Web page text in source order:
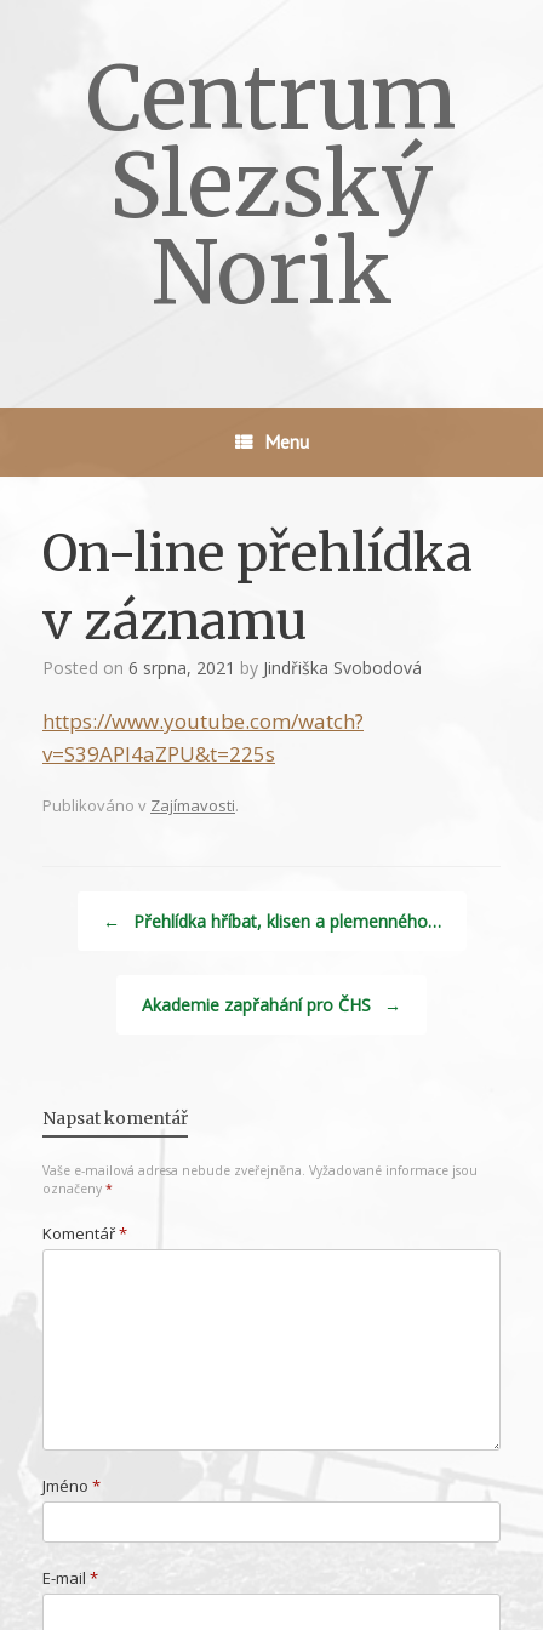
Centrum
Slezský
Norik
Menu
On-line přehlídka
v záznamu
Posted on 6 srpna, 2021 by Jindřiška Svobodová
https://www.youtube.com/watch?
v=S39APl4aZPU&t=225s
Publikováno v Zajímavosti.
← Přehlídka hříbat, klisen a plemenného…
Akademie zapřahání pro ČHS →
Napsat komentář
Vaše e-mailová adresa nebude zveřejněna. Vyžadované informace jsou
označeny *
Komentář*
Jméno *
E-mail *